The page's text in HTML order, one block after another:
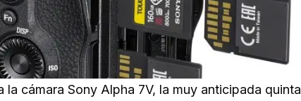
la cámara Sony Alpha 7V, la muy anticipada quinta